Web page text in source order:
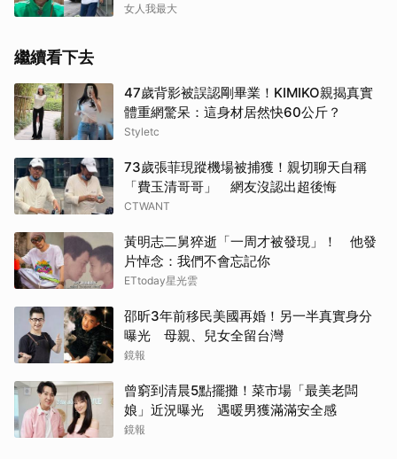
女人我最大
繼續看下去
47歲背影被誤認剛畢業！KIMIKO親揭真實
體重網驚呆：這身材居然快60公斤？
Styletc
73歲張菲現蹤機場被捕獲！親切聊天自稱
「費玉清哥哥」 網友沒認出超後悔
CTWANT
黃明志二舅猝逝「一周才被發現」！ 他發
片悼念：我們不會忘記你
ETtoday星光雲
邵昕3年前移民美國再婚！另一半真實身分
曝光 母親、兒女全留台灣
鏡報
曾窮到清晨5點擺攤！菜市場「最美老闆
娘」近況曝光 遇暖男獲滿滿安全感
鏡報